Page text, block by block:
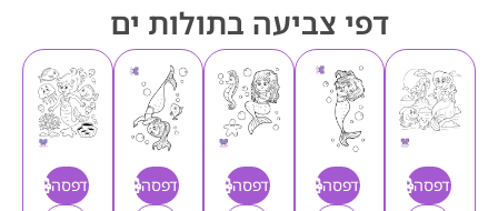
דפי צביעה בתולות ים
הדפסה
הדפסה
הדפסה
הדפסה
הדפסה